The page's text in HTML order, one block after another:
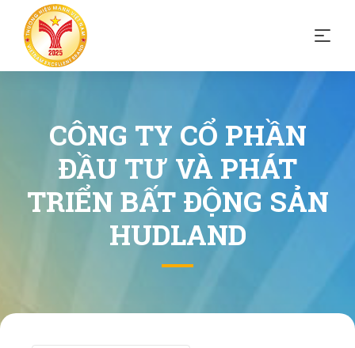
CÔNG TY CỔ PHẦN
ĐẦU TƯ VÀ PHÁT
TRIỂN BẤT ĐỘNG SẢN
HUDLAND